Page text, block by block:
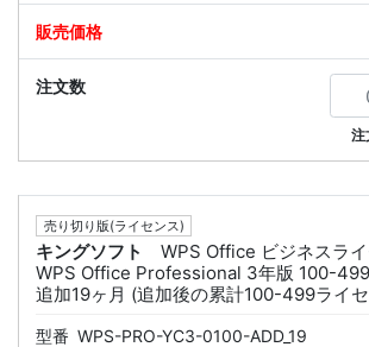
注
売り切り版(ライセンス)
キングソフト
WPS Office ビジネスラ
WPS Office Professional 3年版 100-
追加19ヶ月 (追加後の累計100-499ライ
型番 WPS-PRO-YC3-0100-ADD_19